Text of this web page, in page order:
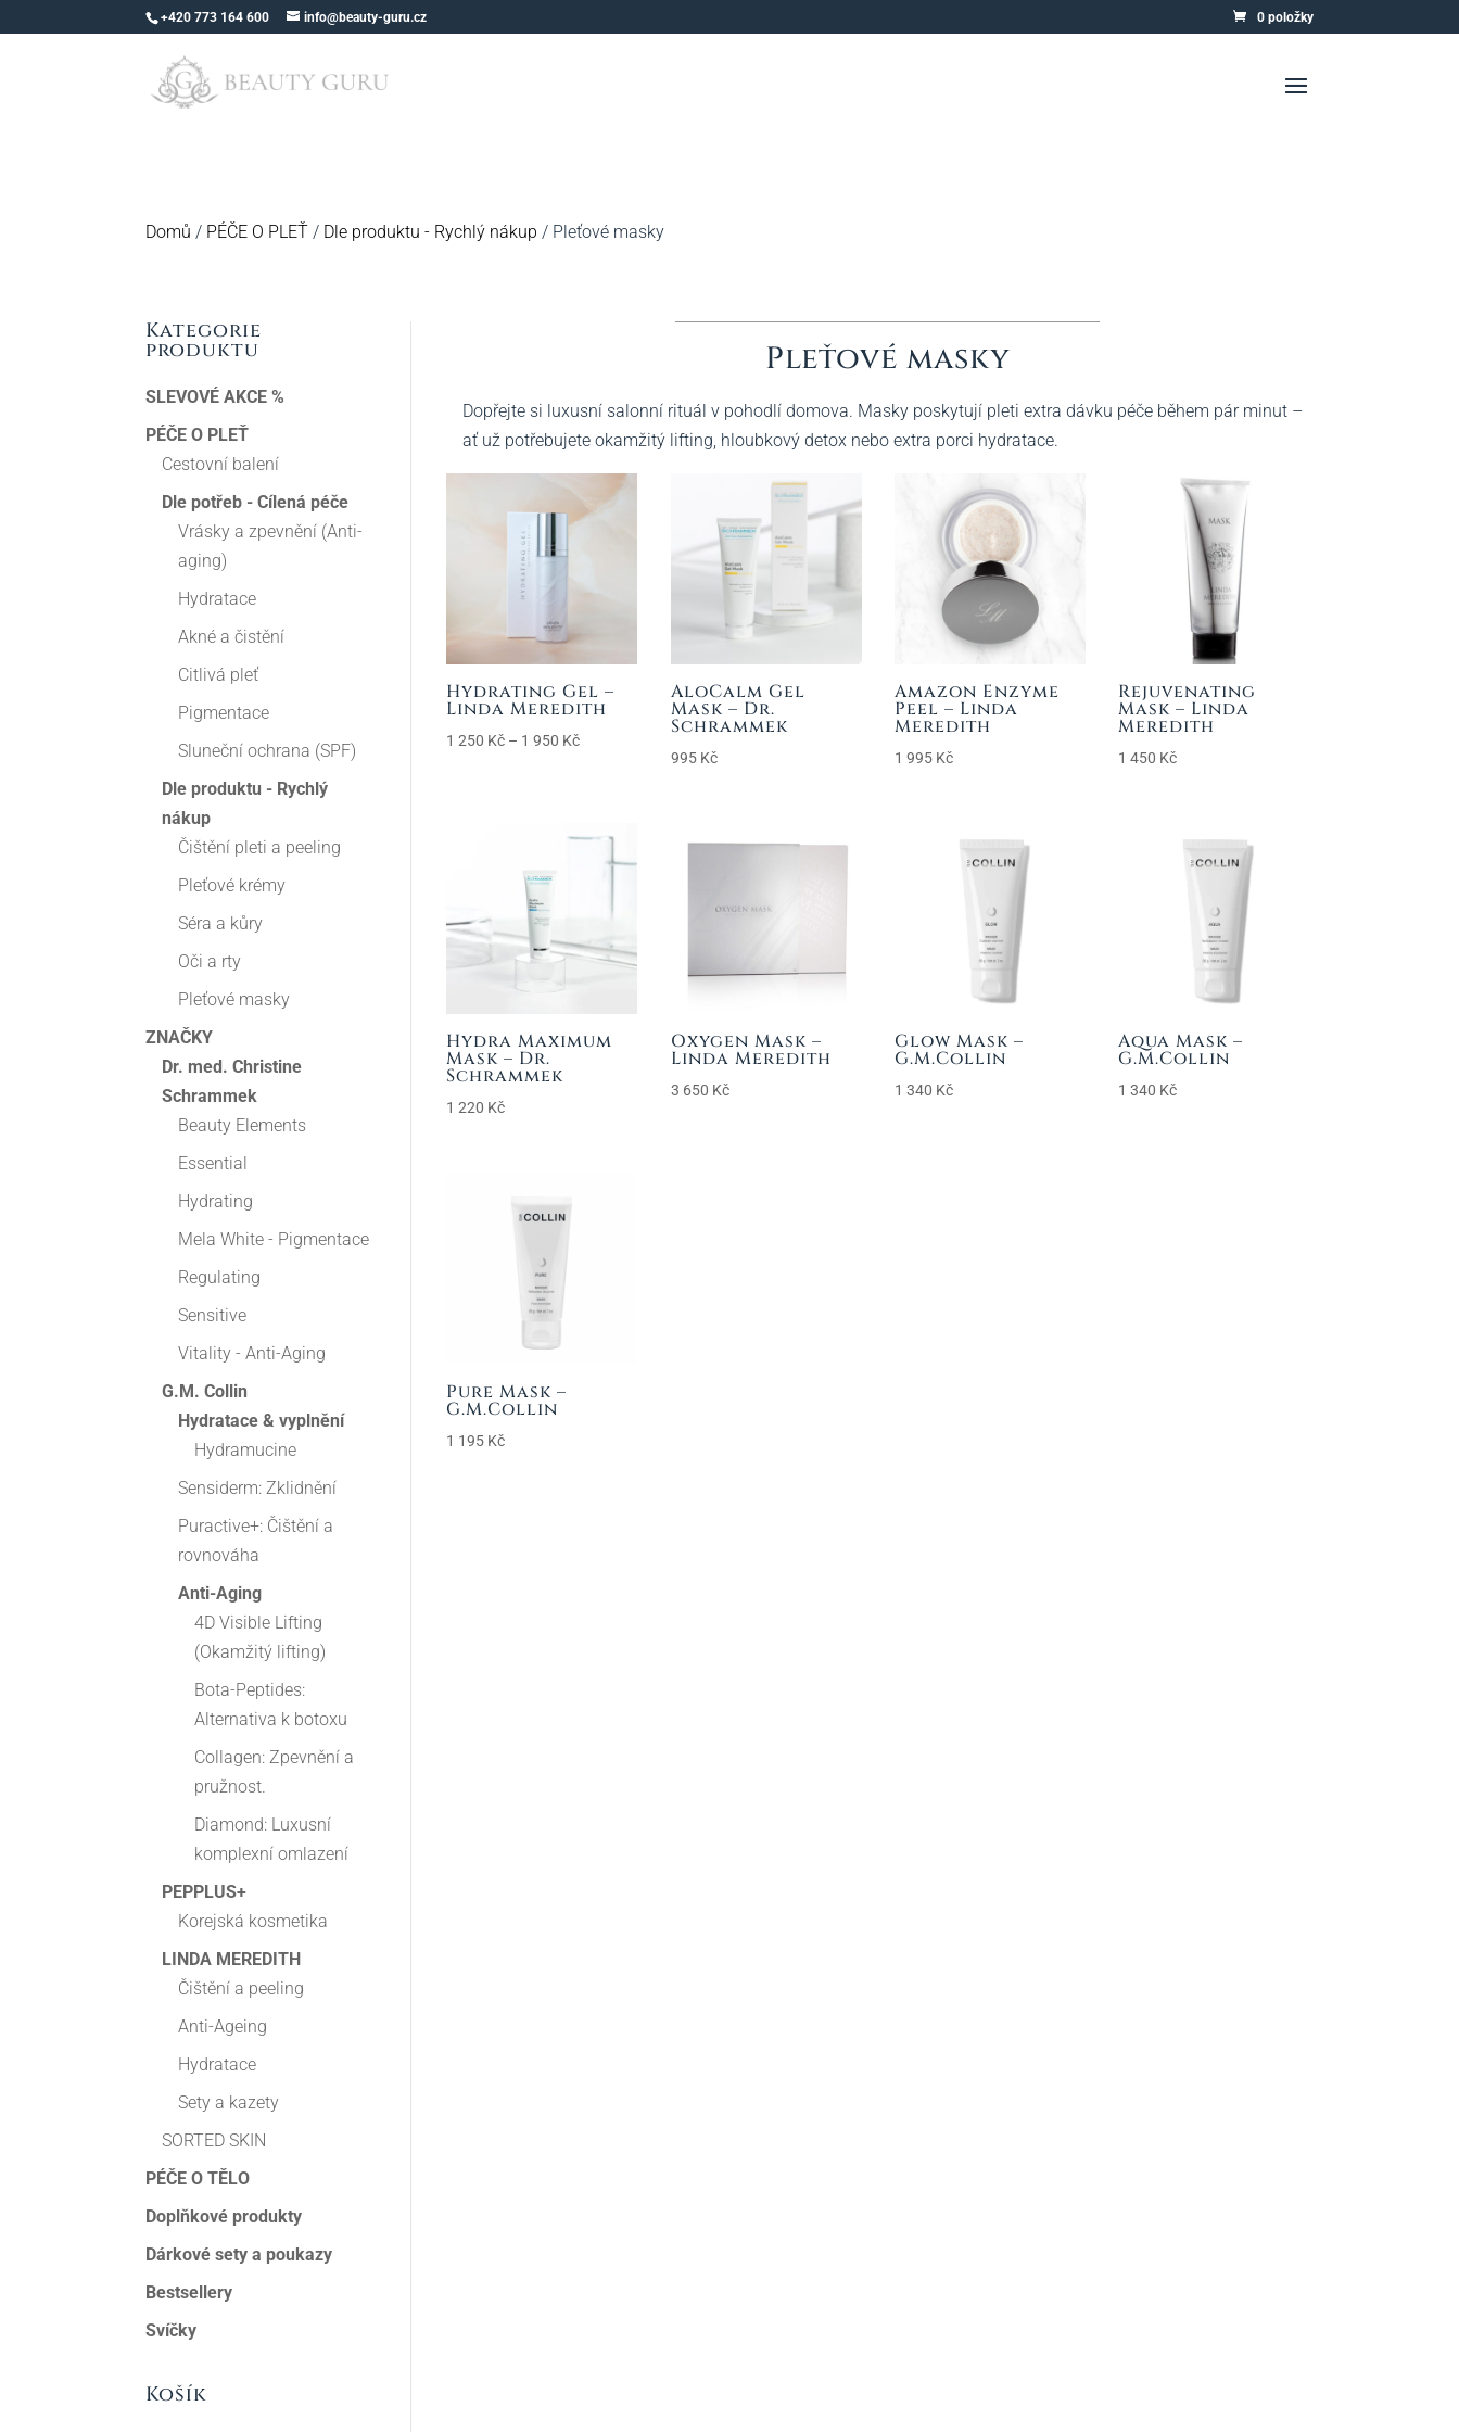
+420 773 164 600 info@beauty-guru.cz 0 položky
Domů / PÉČE O PLEŤ / Dle produktu - Rychlý nákup / Pleťové masky
Kategorie
produktu
SLEVOVÉ AKCE %
PÉČE O PLEŤ
Cestovní balení
Dle potřeb - Cílená péče
Vrásky a zpevnění (Anti-
aging)
Hydratace
Akné a čistění
Citlivá pleť
Pigmentace
Sluneční ochrana (SPF)
Dle produktu - Rychlý
nákup
Čištění pleti a peeling
Pleťové krémy
Séra a kůry
Oči a rty
Pleťové masky
ZNAČKY
Dr. med. Christine
Schrammek
Beauty Elements
Essential
Hydrating
Mela White - Pigmentace
Regulating
Sensitive
Vitality - Anti-Aging
G.M. Collin
Hydratace & vyplnění
Hydramucine
Sensiderm: Zklidnění
Puractive+: Čištění a
rovnováha
Anti-Aging
4D Visible Lifting
(Okamžitý lifting)
Bota-Peptides:
Alternativa k botoxu
Collagen: Zpevnění a
pružnost.
Diamond: Luxusní
komplexní omlazení
PEPPLUS+
Korejská kosmetika
LINDA MEREDITH
Čištění a peeling
Anti-Ageing
Hydratace
Sety a kazety
SORTED SKIN
PÉČE O TĚLO
Doplňkové produkty
Dárkové sety a poukazy
Bestsellery
Svíčky
Košík
Pleťové masky
Dopřejte si luxusní salonní rituál v pohodlí domova. Masky poskytují pleti extra dávku péče během pár minut –
ať už potřebujete okamžitý lifting, hloubkový detox nebo extra porci hydratace.
Hydrating Gel –
Linda Meredith
1 250 Kč – 1 950 KčRozpětí
AloCalm Gel
Mask – Dr.
Schrammek
995 Kč
Amazon Enzyme
Peel – Linda
Meredith
1 995 Kč
Rejuvenating
Mask – Linda
Meredith
1 450 Kč
Hydra Maximum
Mask – Dr.
Schrammek
1 220 Kč
Oxygen Mask –
Linda Meredith
3 650 Kč
Glow Mask –
G.M.Collin
1 340 Kč
Aqua Mask –
G.M.Collin
1 340 Kč
Pure Mask –
G.M.Collin
1 195 Kč